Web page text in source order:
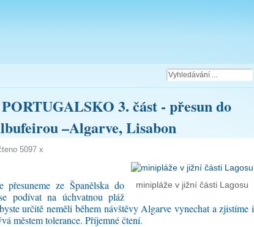
3. část - přesun do
–Algarve, Lisabon
5097 x
minipláže v jižní části Lagosu
ze Španělska do
podívat na úchvatnou pláž
určitě neměli během návštěvy Algarve vynechat a zjistíme i
městem tolerance. Příjemné čtení.